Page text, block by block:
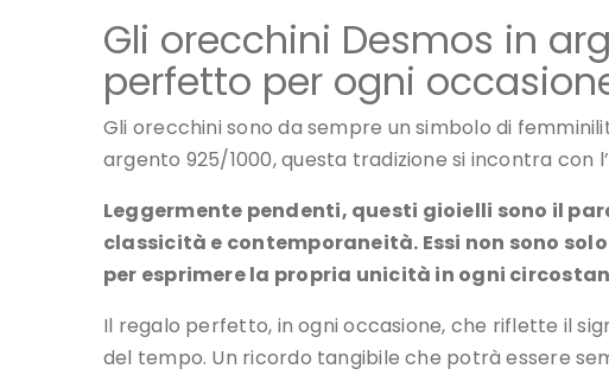
Gli orecchini Desmos in
perfetto per ogni
Gli orecchini sono da sempre un simbolo di
argento 925/1000, questa tradizione si incontra con
Leggermente pendenti, questi gioielli sono il
classicità e contemporaneità. Essi non sono
per esprimere la propria unicità in ogni
Il regalo perfetto, in ogni occasione, che riflette il
del tempo. Un ricordo tangibile che potrà essere